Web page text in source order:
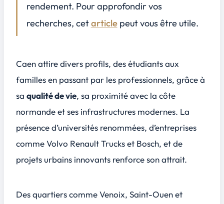
rendement. Pour approfondir vos
recherches, cetarticlepeut vous être utile.
Caen attire divers profils, des étudiants aux
familles en passant par les professionnels, grâce à
sa qualité de vie, sa proximité avec la côte
normande et ses infrastructures modernes. La
présence d’universités renommées, d’entreprises
comme Volvo Renault Trucks et Bosch, et de
projets urbains innovants renforce son attrait.
Des quartiers comme Venoix, Saint-Ouen et